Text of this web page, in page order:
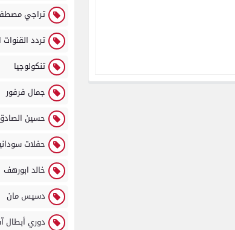
تراجي
تردد القنوات
تنكولوجيا
جمال فرفور
حسين
حفلات
خالد ابورهف
دسيس مان
دوري أبطال آسيا